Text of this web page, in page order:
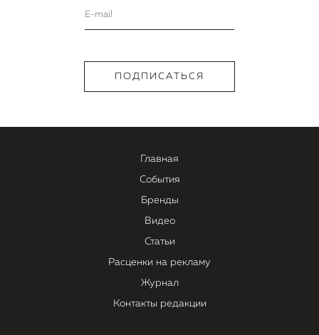
Главная
События
Бренды
Видео
Статьи
Расценки на рекламу
Журнал
Контакты редакции